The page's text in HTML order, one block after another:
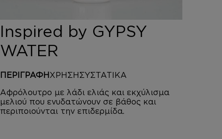
HOROMIA
SPECIAL OFFERS
ΚΑΛΑΘΙ
Inspired by GYPSY
WATER
ΠΕΡΙΓΡΑΦΗ ΧΡΗΣΗ ΣΥΣΤΑΤΙΚΑ
Αφρόλουτρο με λάδι ελιάς και εκχύλισμα
μελιού που ενυδατώνουν σε βάθος και
περιποιούνται την επιδερμίδα.